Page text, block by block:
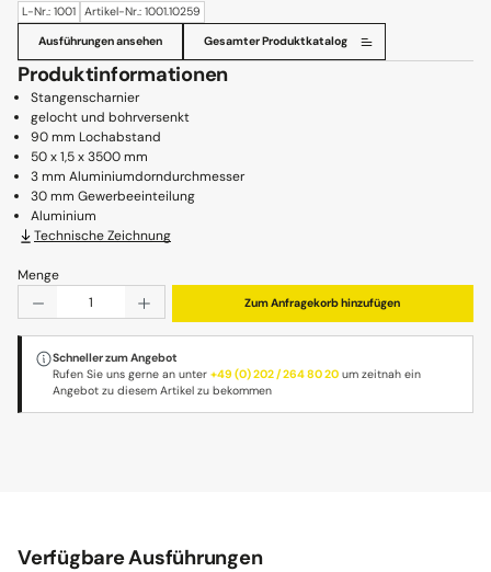
L-Nr.: 1001 Artikel-Nr.: 1001.10259
Ausführungen ansehen Gesamter Produktkatalog
Produktinformationen
Stangenscharnier
gelocht und bohrversenkt
90 mm Lochabstand
50 x 1,5 x 3500 mm
3 mm Aluminiumdorndurchmesser
30 mm Gewerbeeinteilung
Aluminium
Technische Zeichnung
Menge
Produkt Anzahl: Gib den gewünschten Wert ein oder
Zum Anfragekorb hinzufügen
Schneller zum Angebot
Rufen Sie uns gerne an unter+49 (0) 202 / 264 80 20 um zeitnah ein
Angebot zu diesem Artikel zu bekommen
Verfügbare Ausführungen